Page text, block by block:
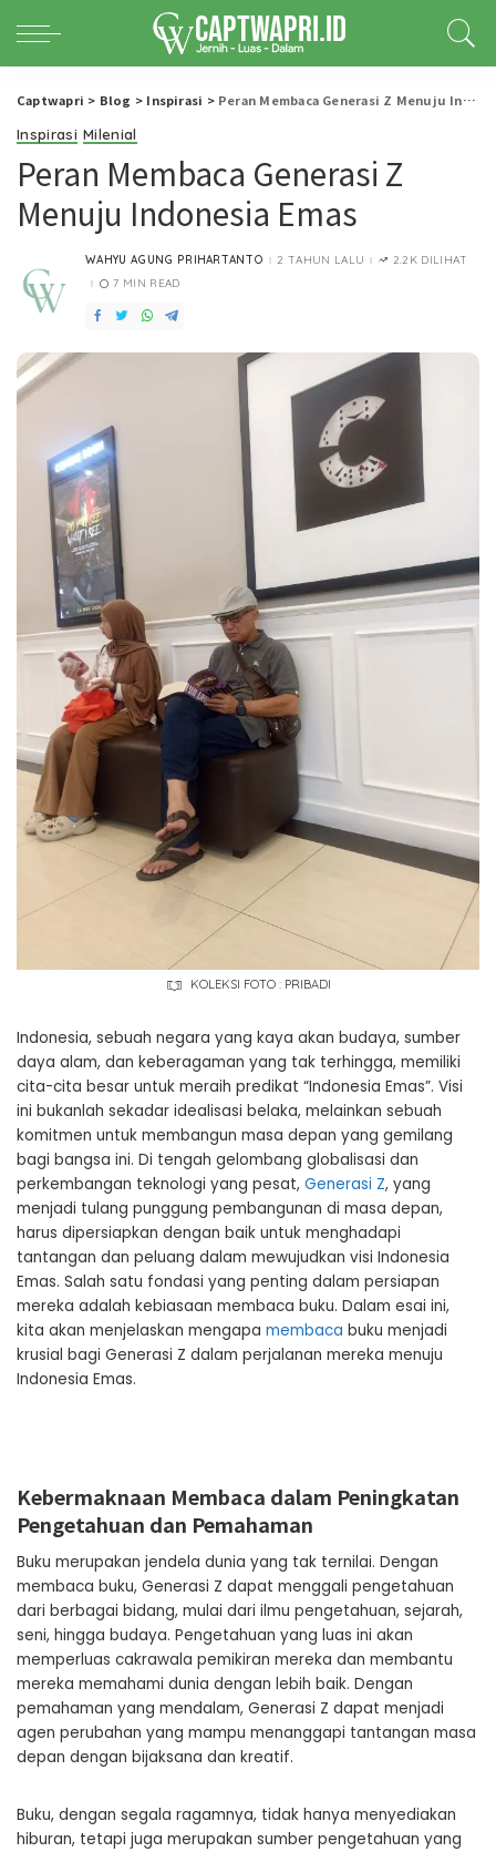
Captwapri > Blog > Inspirasi > Peran Membaca Generasi Z Menuju Indonesia Emas
Inspirasi Milenial
Peran Membaca Generasi Z
Menuju Indonesia Emas
POSTED
WAHYU AGUNG PRIHARTANTO 2 TAHUN LALU
2.2K DILIHAT
7 MIN READ
KOLEKSI FOTO : PRIBADI
Indonesia, sebuah negara yang kaya akan budaya, sumber
daya alam, dan keberagaman yang tak terhingga, memiliki
cita-cita besar untuk meraih predikat “Indonesia Emas”. Visi
ini bukanlah sekadar idealisasi belaka, melainkan sebuah
komitmen untuk membangun masa depan yang gemilang
bagi bangsa ini. Di tengah gelombang globalisasi dan
perkembangan teknologi yang pesat, Generasi Z, yang
menjadi tulang punggung pembangunan di masa depan,
harus dipersiapkan dengan baik untuk menghadapi
tantangan dan peluang dalam mewujudkan visi Indonesia
Emas. Salah satu fondasi yang penting dalam persiapan
mereka adalah kebiasaan membaca buku. Dalam esai ini,
kita akan menjelaskan mengapa membaca buku menjadi
krusial bagi Generasi Z dalam perjalanan mereka menuju
Indonesia Emas.
Kebermaknaan Membaca dalam Peningkatan
Pengetahuan dan Pemahaman
Buku merupakan jendela dunia yang tak ternilai. Dengan
membaca buku, Generasi Z dapat menggali pengetahuan
dari berbagai bidang, mulai dari ilmu pengetahuan, sejarah,
seni, hingga budaya. Pengetahuan yang luas ini akan
memperluas cakrawala pemikiran mereka dan membantu
mereka memahami dunia dengan lebih baik. Dengan
pemahaman yang mendalam, Generasi Z dapat menjadi
agen perubahan yang mampu menanggapi tantangan masa
depan dengan bijaksana dan kreatif.
Buku, dengan segala ragamnya, tidak hanya menyediakan
hiburan, tetapi juga merupakan sumber pengetahuan yang